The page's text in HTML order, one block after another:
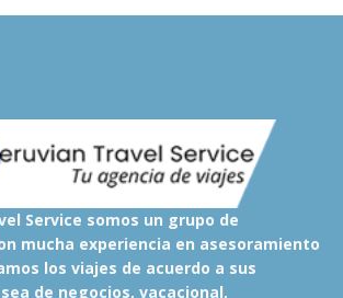
Service somos un grupo de
mucha experiencia en asesoramiento
los viajes de acuerdo a sus
de negocios, vacacional,